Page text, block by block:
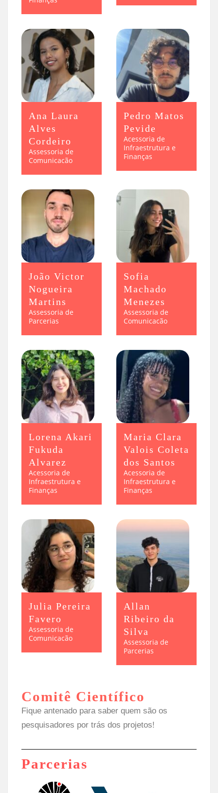
Ana Laura
Alves
Cordeiro
Assessoria de
Comunicacão
Pedro Matos
Pevide
Acessoria de
Infraestrutura e
Finanças
João Victor
Nogueira
Martins
Assessoria de
Parcerias
Sofia
Machado
Menezes
Assessoria de
Comunicacão
Lorena Akari
Fukuda
Alvarez
Acessoria de
Infraestrutura e
Finanças
Maria Clara
Valois Coleta
dos Santos
Acessoria de
Infraestrutura e
Finanças
Julia Pereira
Favero
Assessoria de
Comunicacão
Allan
Ribeiro da
Silva
Assessoria de
Parcerias
Comitê Científico
Fique antenado para saber quem são os
pesquisadores por trás dos projetos!
Parcerias